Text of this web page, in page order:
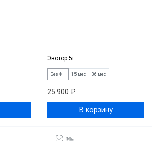
Эвотор 5i
Без ФН 15 мес 36 мес
25 900 ₽
В корзину